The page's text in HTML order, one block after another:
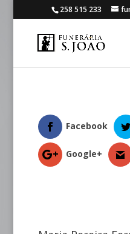
258 515 233
Facebook
Google+